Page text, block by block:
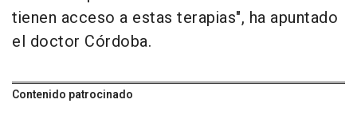
tienen acceso a estas terapias", ha apuntado
el doctor Córdoba.
Contenido patrocinado